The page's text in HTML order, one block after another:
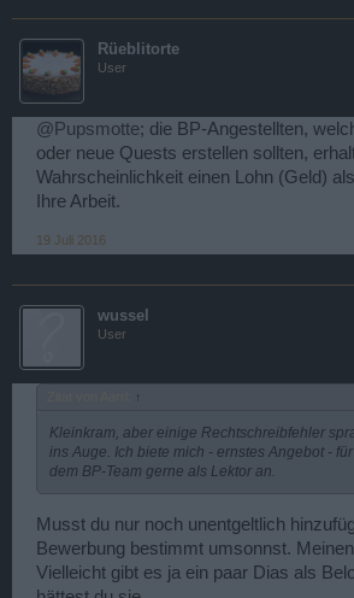
Rüeblitorte
User
@Pupsmotte; die BP-Angestellten,
oder neue Quests erstellen sollten,
Wahrscheinlichkeit einen Lohn (Geld)
Ihre Arbeit.
19 Juli 2016
wussel
User
↑
Kleinkram, aber einige Rechtschreibfehler
ins Auge. Ich biete mich - ernstes Angebot -
dem BP-Team gerne als Lektor an.
Musst du nur noch unentgeltlich
Bewerbung bestimmt umsonnst.
Vielleicht gibt es ja ein paar Dias als